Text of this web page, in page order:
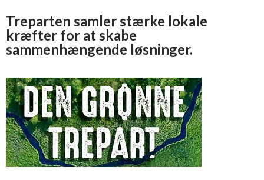
Treparten samler stærke lokale
kræfter for at skabe
sammenhængende løsninger.